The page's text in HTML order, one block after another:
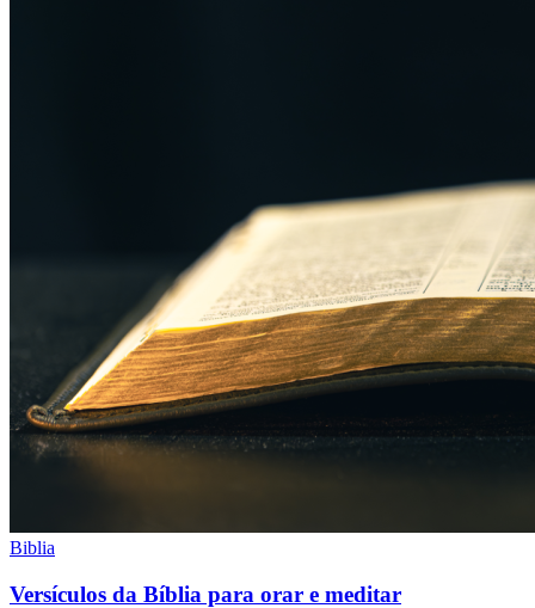
Biblia
Versículos da Bíblia para orar e meditar